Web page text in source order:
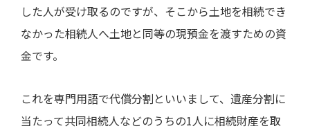
した人が受け取るのですが、そこから土地を相続でき
なかった相続人へ土地と同等の現預金を渡すための資
金です。
これを専門用語で代償分割といいまして、遺産分割に
当たって共同相続人などのうちの1人に相続財産を取